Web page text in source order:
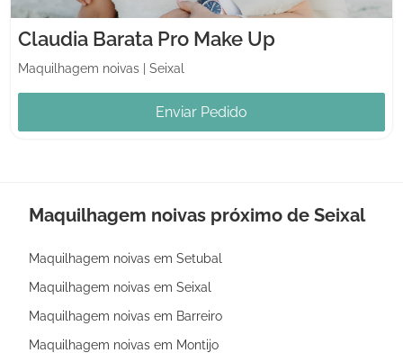
Claudia Barata Pro Make Up
Maquilhagem noivas Seixal
Enviar Pedido
Maquilhagem noivas próximo de Seixal
Maquilhagem noivas em Setubal
Maquilhagem noivas em Seixal
Maquilhagem noivas em Barreiro
Maquilhagem noivas em Montijo